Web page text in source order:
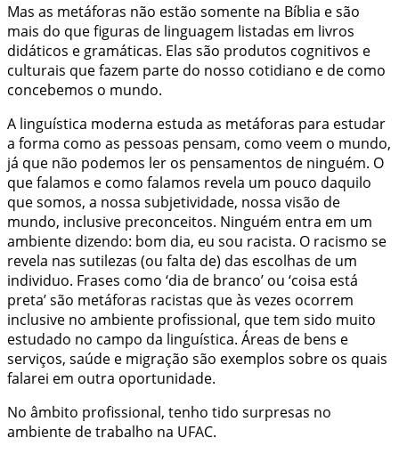
Mas as metáforas não estão somente na Bíblia e são
mais do que figuras de linguagem listadas em livros
didáticos e gramáticas. Elas são produtos cognitivos e
culturais que fazem parte do nosso cotidiano e de como
concebemos o mundo.
A linguística moderna estuda as metáforas para estudar
a forma como as pessoas pensam, como veem o mundo,
já que não podemos ler os pensamentos de ninguém. O
que falamos e como falamos revela um pouco daquilo
que somos, a nossa subjetividade, nossa visão de
mundo, inclusive preconceitos. Ninguém entra em um
ambiente dizendo: bom dia, eu sou racista. O racismo se
revela nas sutilezas (ou falta de) das escolhas de um
individuo. Frases como ‘dia de branco’ ou ‘coisa está
preta’ são metáforas racistas que às vezes ocorrem
inclusive no ambiente profissional, que tem sido muito
estudado no campo da linguística. Áreas de bens e
serviços, saúde e migração são exemplos sobre os quais
falarei em outra oportunidade.
No âmbito profissional, tenho tido surpresas no
ambiente de trabalho na UFAC.